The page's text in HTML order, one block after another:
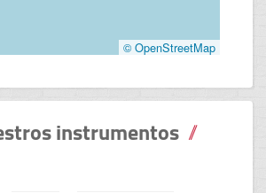
© OpenStreetMap
instrumentos